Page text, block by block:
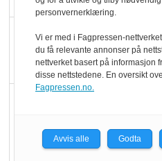
med
er
det?
personvernerklæring.
Vi er med i Fagpressen-
du få relevante annonser på
nettverket basert på informasjon
disse nettstedene. En oversikt
Fagpressen.no.
Avvis alle Godta